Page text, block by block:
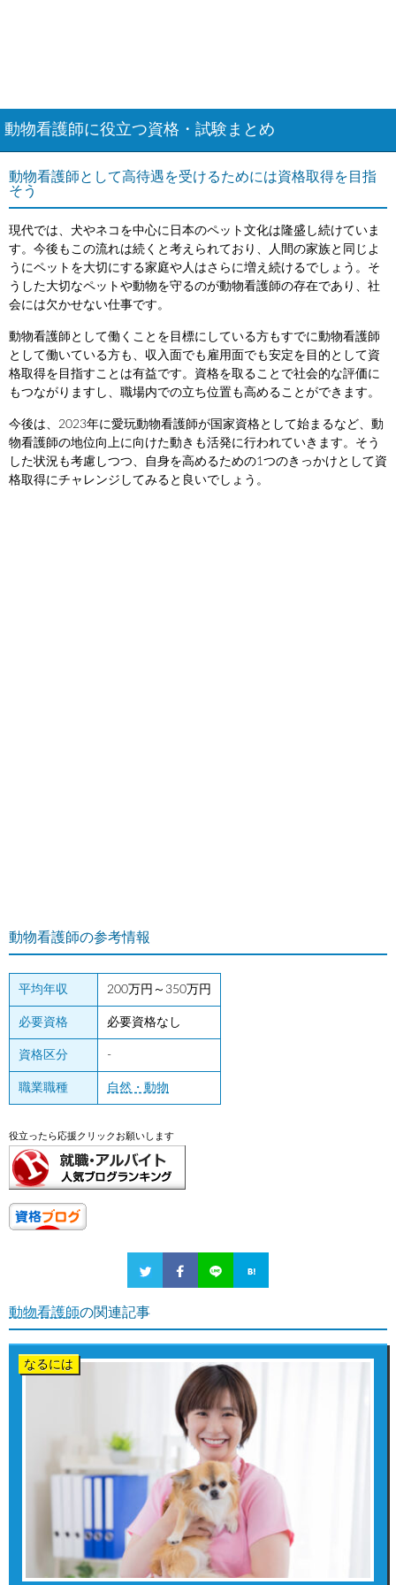
動物看護師に役立つ資格・試験まとめ
動物看護師として高待遇を受けるためには資格取得を目指
そう
現代では、犬やネコを中心に日本のペット文化は隆盛し続けていま
す。今後もこの流れは続くと考えられており、人間の家族と同じよ
うにペットを大切にする家庭や人はさらに増え続けるでしょう。そ
うした大切なペットや動物を守るのが動物看護師の存在であり、社
会には欠かせない仕事です。
動物看護師として働くことを目標にしている方もすでに動物看護師
として働いている方も、収入面でも雇用面でも安定を目的として資
格取得を目指すことは有益です。資格を取ることで社会的な評価に
もつながりますし、職場内での立ち位置も高めることができます。
今後は、2023年に愛玩動物看護師が国家資格として始まるなど、動
物看護師の地位向上に向けた動きも活発に行われていきます。そう
した状況も考慮しつつ、自身を高めるための1つのきっかけとして資
格取得にチャレンジしてみると良いでしょう。
動物看護師の参考情報
平均年収 200万円～350万円
必要資格 必要資格なし
資格区分 -
職業職種 自然・動物
役立ったら応援クリックお願いします
動物看護師の関連記事
なるには